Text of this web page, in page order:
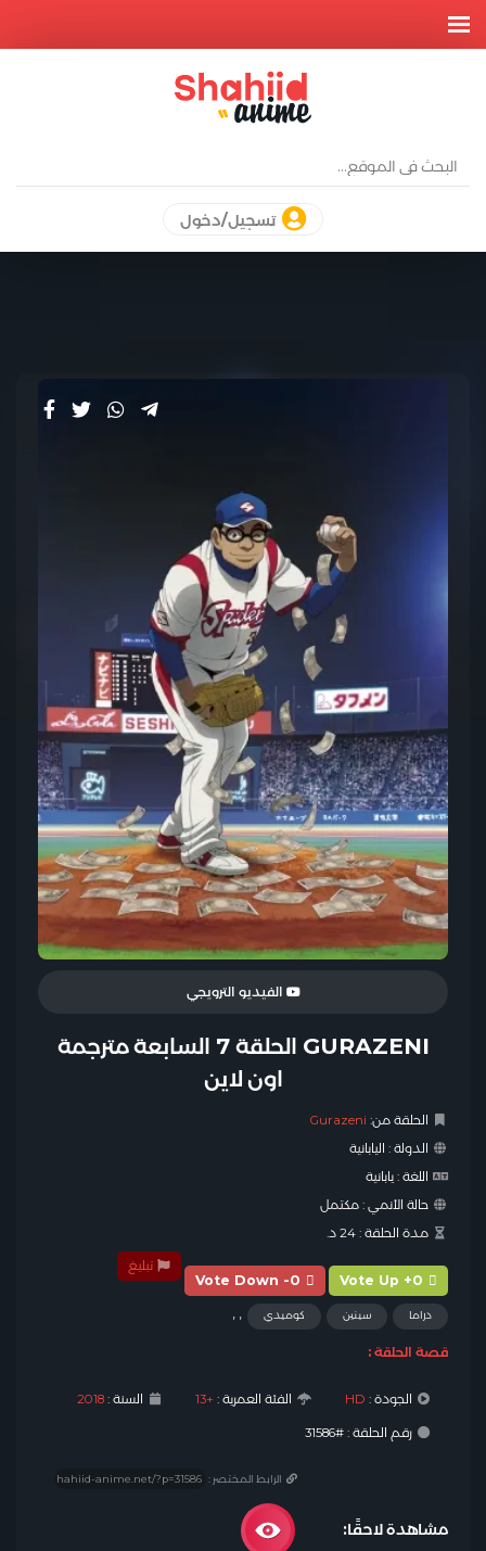
تسجيل/دخول
الفيديو الترويجي
GURAZENI الحلقة 7 السابعة مترجمة
اون لاين
الحلقة من: Gurazeni
الدولة : اليابانية
اللغة :يابانية
حالة الأنمي :مكتمل
مدة الحلقة :24 د.
Vote Up +0
Vote Down -0
تبليغ
دراما سينين كوميدي
قصة الحلقة :
الجودة : HD الفئة العمرية : +13 السنة :2018
رقم الحلقة : #31586
الرابط المختصر :
مشاهدة لاحقًا: